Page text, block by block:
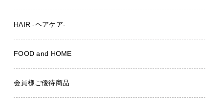
HAIR -ヘアケア-
FOOD and HOME
会員様ご優待商品